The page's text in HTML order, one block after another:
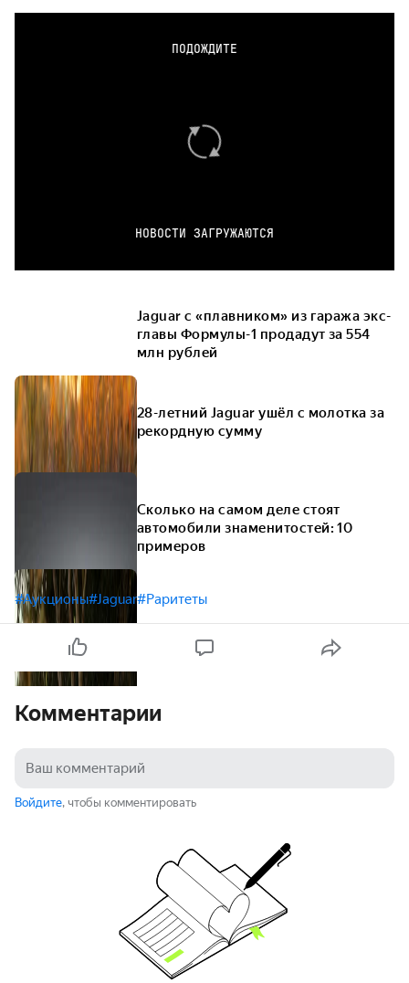
ПОДОЖДИТЕ
НОВОСТИ ЗАГРУЖАЮТСЯ
Jaguar c «плавником» из гаража экс-
главы Формулы-1 продадут за 554
млн рублей
28-летний Jaguar ушёл с молотка за
рекордную сумму
Сколько на самом деле стоят
автомобили знаменитостей: 10
примеров
#Аукционы#Jaguar#Раритеты
Комментарии
Войдите, чтобы комментировать